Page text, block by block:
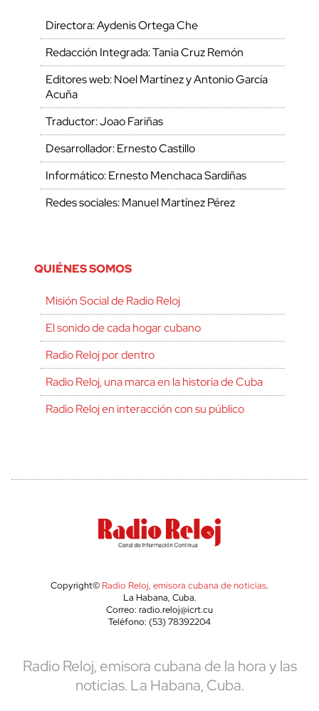
Directora: Aydenis Ortega Che
Redacción Integrada: Tania Cruz Remón
Editores web: Noel Martínez y Antonio García
Acuña
Traductor: Joao Fariñas
Desarrollador: Ernesto Castillo
Informático: Ernesto Menchaca Sardiñas
Redes sociales: Manuel Martínez Pérez
QUIÉNES SOMOS
Misión Social de Radio Reloj
El sonido de cada hogar cubano
Radio Reloj por dentro
Radio Reloj, una marca en la historia de Cuba
Radio Reloj en interacción con su público
Copyright© Radio Reloj, emisora cubana de noticias.
La Habana, Cuba.
Correo: radio.reloj@icrt.cu
Teléfono: (53) 78392204
Radio Reloj, emisora cubana de la hora y las
noticias. La Habana, Cuba.